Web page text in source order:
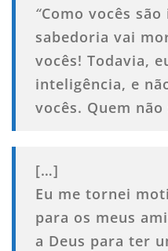
“Como vocês
sabedoria vai
vocês! Todavia,
inteligência, e
vocês. Quem
[…]
Eu me tornei
para os meus
a Deus para ter